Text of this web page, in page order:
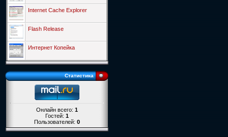
Internet Cache Explorer
Flash Release
Интернет Копейка
Статистика
Онлайн всего:1
Гостей:1
Пользователей:0